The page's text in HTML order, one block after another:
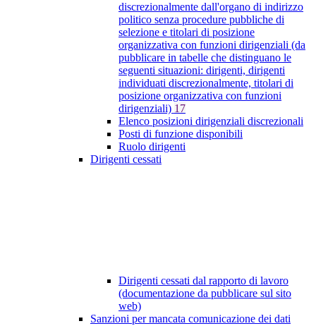
discrezionalmente dall'organo di indirizzo
politico senza procedure pubbliche di
selezione e titolari di posizione
organizzativa con funzioni dirigenziali (da
pubblicare in tabelle che distinguano le
seguenti situazioni: dirigenti, dirigenti
individuati discrezionalmente, titolari di
posizione organizzativa con funzioni
dirigenziali) 17
Elenco posizioni dirigenziali discrezionali
Posti di funzione disponibili
Ruolo dirigenti
Dirigenti cessati
Dirigenti cessati dal rapporto di lavoro
(documentazione da pubblicare sul sito
web)
Sanzioni per mancata comunicazione dei dati